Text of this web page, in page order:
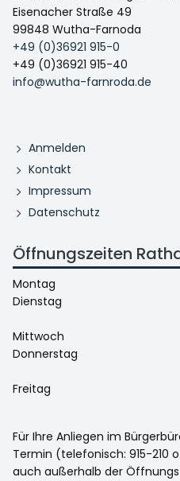
Eisenacher Straße 49
99848 Wutha-Farnoda
+49 (0)36921 915-0
+49 (0)36921 915-40
info@wutha-farnroda.de
Anmelden
Kontakt
Impressum
Datenschutz
Öffnungszeiten
Montag
Dienstag
Mittwoch
Donnerstag
Freitag
Für Ihre Anliegen im
Termin (telefonisch: 915-210
auch außerhalb der